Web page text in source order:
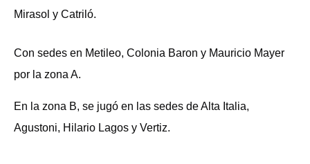
Mirasol y Catriló.
Con sedes en Metileo, Colonia Baron y Mauricio Mayer
por la zona A.
En la zona B, se jugó en las sedes de Alta Italia,
Agustoni, Hilario Lagos y Vertiz.